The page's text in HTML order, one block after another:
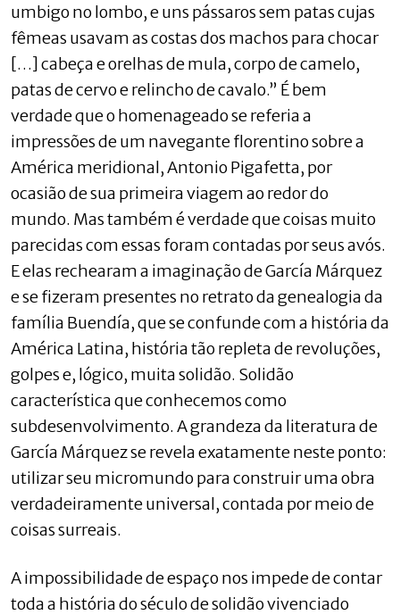
umbigo no lombo, e uns pássaros sem patas cujas
fêmeas usavam as costas dos machos para chocar
[…] cabeça e orelhas de mula, corpo de camelo,
patas de cervo e relincho de cavalo.” É bem
verdade que o homenageado se referia a
impressões de um navegante florentino sobre a
América meridional, Antonio Pigafetta, por
ocasião de sua primeira viagem ao redor do
mundo. Mas também é verdade que coisas muito
parecidas com essas foram contadas por seus avós.
E elas rechearam a imaginação de García Márquez
e se fizeram presentes no retrato da genealogia da
família Buendía, que se confunde com a história da
América Latina, história tão repleta de revoluções,
golpes e, lógico, muita solidão. Solidão
característica que conhecemos como
subdesenvolvimento. A grandeza da literatura de
García Márquez se revela exatamente neste ponto:
utilizar seu micromundo para construir uma obra
verdadeiramente universal, contada por meio de
coisas surreais.
A impossibilidade de espaço nos impede de contar
toda a história do século de solidão vivenciado